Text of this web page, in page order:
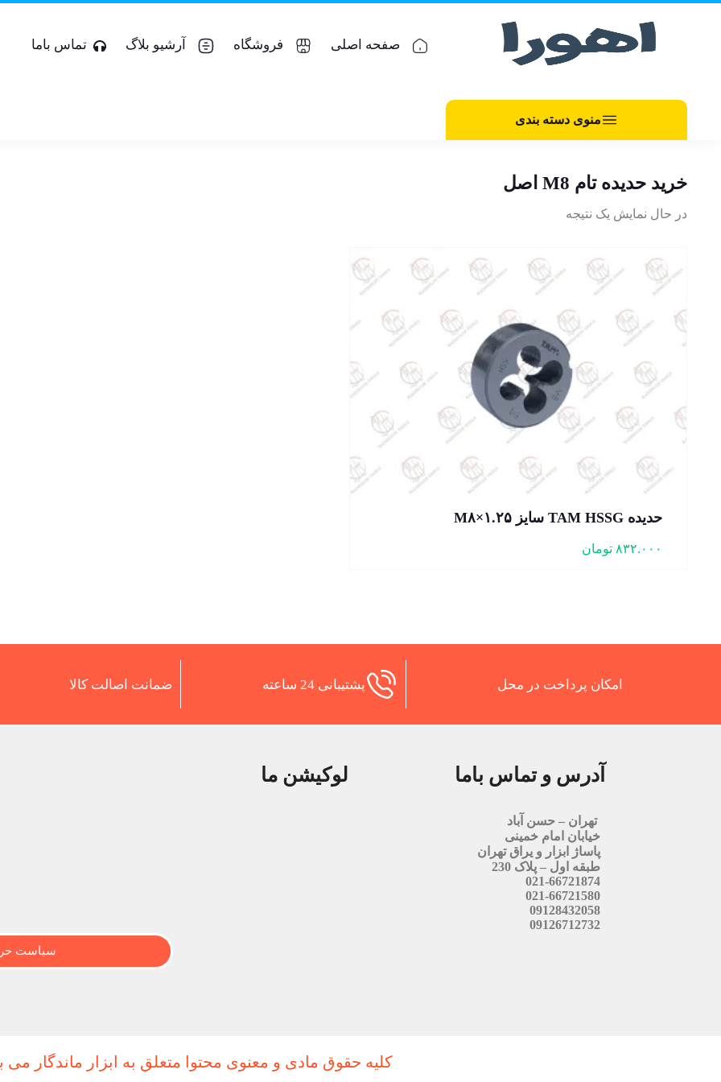
صفحه اصلی فروشگاه آرشیو بلاگ تماس باما
منوی دسته بندی
خرید حدیده تام M8 اصل
در حال نمایش یک نتیجه
حدیده TAM HSSG سایز M۸×۱.۲۵
۸۳۲.۰۰۰ تومان
امکان پرداخت در محل پشتیبانی 24 ساعته ضمانت اصالت کالا
آدرس و تماس باما
تهران – حسن آباد
خیابان امام خمینی
پاساژ ابزار و یراق تهران
طبقه اول – پلاک 230
021-66721874
021-66721580
09128432058
09126712732
لوکیشن ما
سیاست
کلیه حقوق مادی و معنوی محتوا متعلق به ابزار ماندگار می